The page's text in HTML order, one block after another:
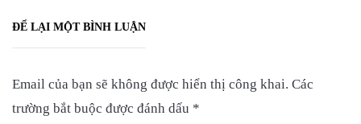
ĐỂ LẠI MỘT BÌNH LUẬN
Email của bạn sẽ không được hiển thị công khai. Các
trường bắt buộc được đánh dấu *